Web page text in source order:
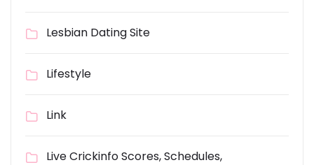
Lesbian Dating Site
Lifestyle
Link
Live Crickinfo Scores, Schedules,